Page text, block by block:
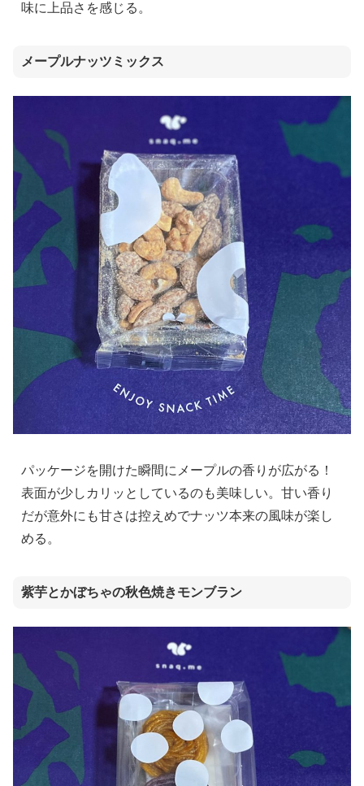
味に上品さを感じる。
メープルナッツミックス
パッケージを開けた瞬間にメープルの香りが広がる！
表面が少しカリッとしているのも美味しい。甘い香り
だが意外にも甘さは控えめでナッツ本来の風味が楽し
める。
紫芋とかぼちゃの秋色焼きモンブラン